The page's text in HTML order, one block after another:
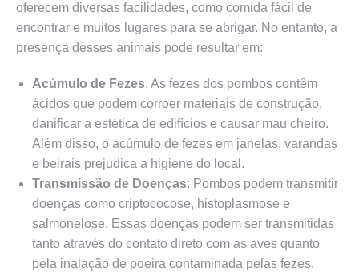
oferecem diversas facilidades, como comida fácil de
encontrar e muitos lugares para se abrigar. No entanto, a
presença desses animais pode resultar em:
Acúmulo de Fezes: As fezes dos pombos contêm
ácidos que podem corroer materiais de construção,
danificar a estética de edifícios e causar mau cheiro.
Além disso, o acúmulo de fezes em janelas, varandas
e beirais prejudica a higiene do local.
Transmissão de Doenças: Pombos podem transmitir
doenças como criptococose, histoplasmose e
salmonelose. Essas doenças podem ser transmitidas
tanto através do contato direto com as aves quanto
pela inalação de poeira contaminada pelas fezes.